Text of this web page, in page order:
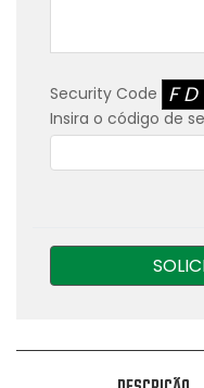
Security Code
Insira o código de